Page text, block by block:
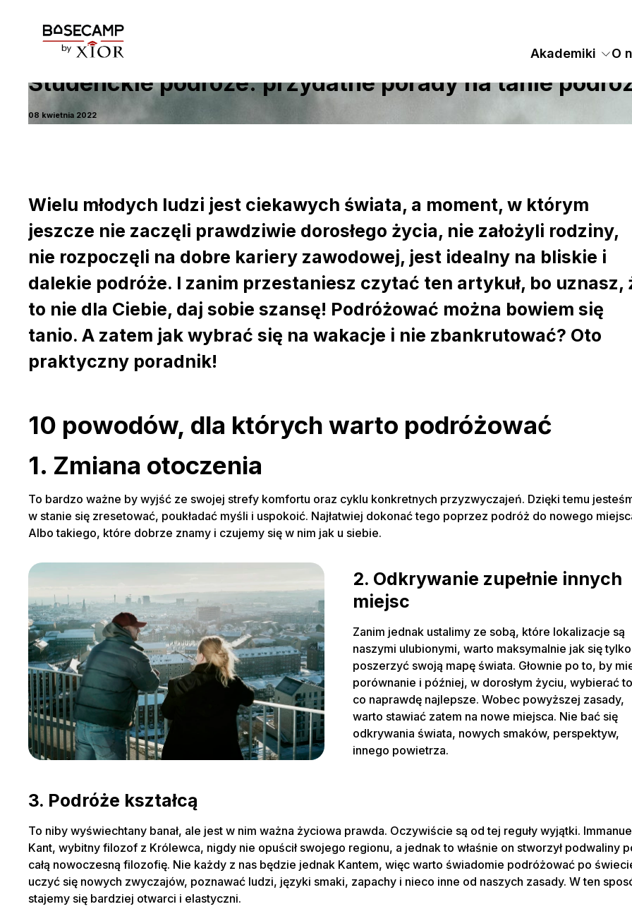
Akademiki O
Studenckie podróże: przydatne porady na tanie
08 kwietnia 2022
Wielu młodych ludzi jest ciekawych świata, a moment, w którym
jeszcze nie zaczęli prawdziwie dorosłego życia, nie założyli rodziny,
nie rozpoczęli na dobre kariery zawodowej, jest idealny na bliskie i
dalekie podróże. I zanim przestaniesz czytać ten artykuł, bo uznasz,
to nie dla Ciebie, daj sobie szansę! Podróżować można bowiem się
tanio. A zatem jak wybrać się na wakacje i nie zbankrutować? Oto
praktyczny poradnik!
10 powodów, dla których warto podróżować
1. Zmiana otoczenia
To bardzo ważne by wyjść ze swojej strefy komfortu oraz cyklu konkretnych przyzwyczajeń. Dzięki temu
w stanie się zresetować, poukładać myśli i uspokoić. Najłatwiej dokonać tego poprzez podróż do nowego
Albo takiego, które dobrze znamy i czujemy się w nim jak u siebie.
2. Odkrywanie zupełnie innych
miejsc
Zanim jednak ustalimy ze sobą, które lokalizacje są
naszymi ulubionymi, warto maksymalnie jak się
poszerzyć swoją mapę świata. Głownie po to, by
porównanie i później, w dorosłym życiu, wybierać
co naprawdę najlepsze. Wobec powyższej zasady,
warto stawiać zatem na nowe miejsca. Nie bać się
odkrywania świata, nowych smaków, perspektyw,
innego powietrza.
3. Podróże kształcą
To niby wyświechtany banał, ale jest w nim ważna życiowa prawda. Oczywiście są od tej reguły wyjątki.
Kant, wybitny filozof z Królewca, nigdy nie opuścił swojego regionu, a jednak to właśnie on stworzył podwaliny
całą nowoczesną filozofię. Nie każdy z nas będzie jednak Kantem, więc warto świadomie podróżować po
uczyć się nowych zwyczajów, poznawać ludzi, języki smaki, zapachy i nieco inne od naszych zasady. W ten
stajemy się bardziej otwarci i elastyczni.